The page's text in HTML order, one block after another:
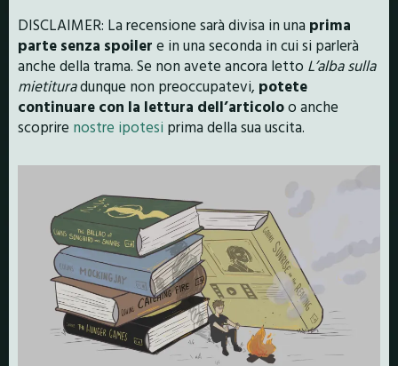
DISCLAIMER: La recensione sarà divisa in una prima
parte senza spoiler e in una seconda in cui si parlerà
anche della trama. Se non avete ancora letto L’alba sulla
mietituradunque non preoccupatevi, potete
continuare con la lettura dell’articoloo anche
scoprire nostre ipotesi prima della sua uscita.